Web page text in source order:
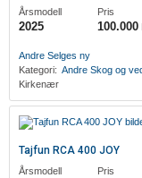
Årsmodell
2025
Pris
100.000
‎Andre Selges ny
Kategori: ‎Andre Skog og
Kirkenær
Tajfun RCA 400 JOY
Årsmodell
Pris